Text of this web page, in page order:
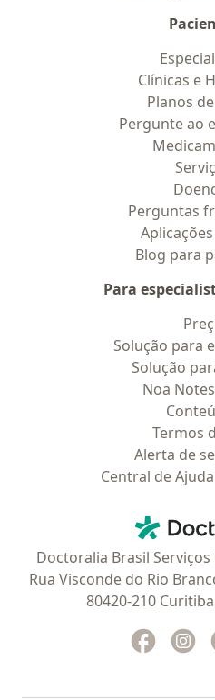
Clínicas e
Planos
Pergunte ao
Perguntas
Blog para
Para
Solução para
Solução
Noa Notes
Termos
Alerta de
Central de
Doctoralia Brasil
Rua Visconde do Rio
80420-210
abre